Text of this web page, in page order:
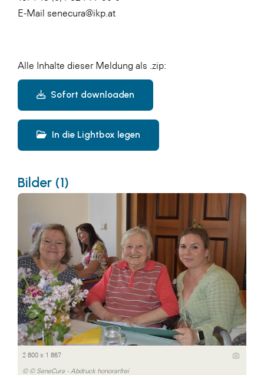
E-Mail senecura@ikp.at
Alle Inhalte dieser Meldung als .zip:
Sofort downloaden
In die Lightbox legen
Bilder (1)
2 800 x 1 867
© © SeneCura - Abdruck honorarfrei